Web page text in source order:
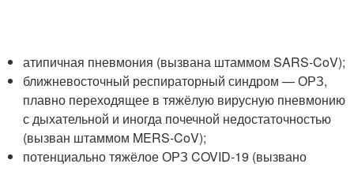
атипичная пневмония (вызвана штаммом SARS-CoV);
ближневосточный респираторный синдром — ОРЗ,
плавно переходящее в тяжёлую вирусную пневмонию
с дыхательной и иногда почечной недостаточностью
(вызван штаммом MERS-CoV);
потенциально тяжёлое ОРЗ COVID-19 (вызвано